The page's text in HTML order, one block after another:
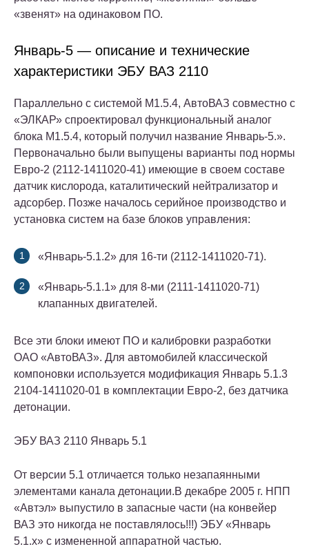
«звенят» на одинаковом ПО.
Январь-5 — описание и технические
характеристики ЭБУ ВАЗ 2110
Параллельно с системой M1.5.4, АвтоВАЗ совместно с
«ЭЛКАР» спроектировал функциональный аналог
блока M1.5.4, который получил название Январь-5.».
Первоначально были выпущены варианты под нормы
Евро-2 (2112-1411020-41) имеющие в своем составе
датчик кислорода, каталитический нейтрализатор и
адсорбер. Позже началось серийное производство и
установка систем на базе блоков управления:
«Январь-5.1.2» для 16-ти (2112-1411020-71).
«Январь-5.1.1» для 8-ми (2111-1411020-71)
клапанных двигателей.
Все эти блоки имеют ПО и калибровки разработки
ОАО «АвтоВАЗ». Для автомобилей классической
компоновки используется модификация Январь 5.1.3
2104-1411020-01 в комплектации Евро-2, без датчика
детонации.
ЭБУ ВАЗ 2110 Январь 5.1
От версии 5.1 отличается только незапаянными
элементами канала детонации.В декабре 2005 г. НПП
«Автэл» выпустило в запасные части (на конвейер
ВАЗ это никогда не поставлялось!!!) ЭБУ «Январь
5.1.х» с измененной аппаратной частью.